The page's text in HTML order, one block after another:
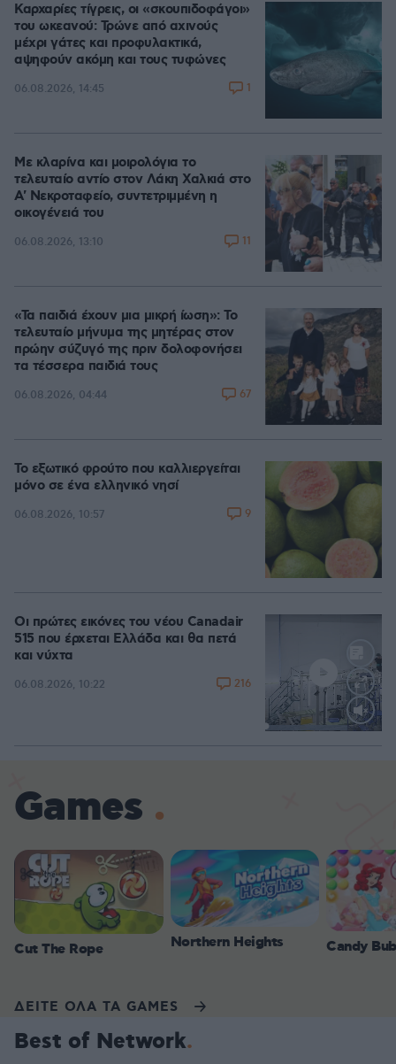
Καρχαρίες τίγρεις, οι «σκουπιδοφάγοι»
του ωκεανού: Τρώνε από αχινούς
μέχρι γάτες και προφυλακτικά,
αψηφούν ακόμη και τους τυφώνες
06.08.2026, 14:45 1
Με κλαρίνα και μοιρολόγια το
τελευταίο αντίο στον Λάκη Χαλκιά στο
A' Νεκροταφείο, συντετριμμένη η
οικογένειά του
06.08.2026, 13:10 11
«Τα παιδιά έχουν μια μικρή ίωση»: Το
τελευταίο μήνυμα της μητέρας στον
πρώην σύζυγό της πριν δολοφονήσει
τα τέσσερα παιδιά τους
06.08.2026, 04:44 67
Το εξωτικό φρούτο που καλλιεργείται
μόνο σε ένα ελληνικό νησί
06.08.2026, 10:57 9
Loaded:
Οι πρώτες εικόνες του νέου Canadair
515 που έρχεται Ελλάδα και θα πετά
και νύχτα
06.08.2026, 10:22 216
Games
Cut The Rope Northern Heights Candy
ΔΕΙΤΕ ΟΛΑ ΤΑ GAMES
Best of Network